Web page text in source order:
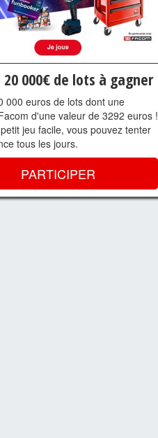
20 000€ de lots à gagner
000 euros de lots dont une
d'une valeur de 3292 euros !
jeu facile, vous pouvez tenter
tous les jours.
PARTICIPER